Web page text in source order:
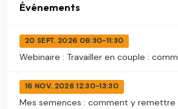
Événements
20 SEPT. 2026 06:30-11:30
Webinaire : Travailler en couple :
16 NOV. 2026 12:30-13:30
Mes semences : comment y remettre